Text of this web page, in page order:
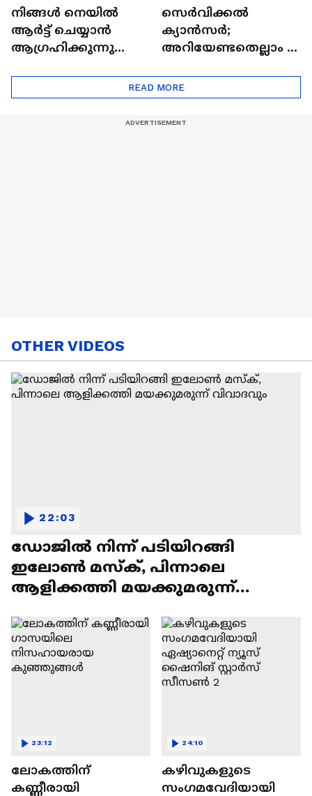
നിങ്ങൾ നെയിൽ
ആർട്ട് ചെയ്യാൻ
ആഗ്രഹിക്കുന്നുണ്ടോ
ട്രെൻഡിനെക്കുറിച്ച് |
Nail Art | Trends Cafe
സെർവിക്കൽ
ക്യാൻസർ;
അറിയേണ്ടതെല്ലാം |
Cancer
READ MORE
OTHER VIDEOS
ഡോജിൽ നിന്ന് പടിയിറങ്ങി
ഇലോൺ മസ്ക്, പിന്നാലെ
ആളിക്കത്തി മയക്കുമരുന്ന്
22:03
ലോകത്തിന്
കണ്ണീരായി
23:12
കഴിവുകളുടെ
സംഗമവേദിയായി
24:10